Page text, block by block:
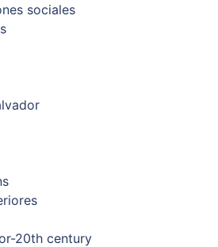
sociales
20th century